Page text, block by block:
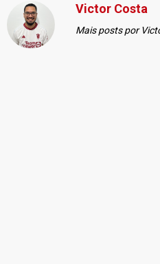
Victor Costa
Mais posts por